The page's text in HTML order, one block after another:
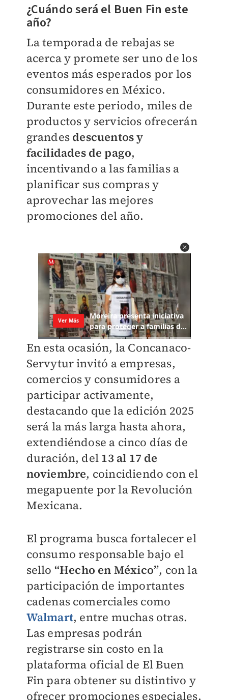
¿Cuándo será el Buen Fin este
año?
La temporada de rebajas se
acerca y promete ser uno de los
eventos más esperados por los
consumidores en México.
Durante este periodo, miles de
productos y servicios ofrecerán
grandes descuentos y
facilidades de pago,
incentivando a las familias a
planificar sus compras y
aprovechar las mejores
promociones del año.
En esta ocasión, la Concanaco-
Servytur invitó a empresas,
comercios y consumidores a
participar activamente,
destacando que la edición 2025
será la más larga hasta ahora,
extendiéndose a cinco días de
duración, del 13 al 17 de
noviembre, coincidiendo con el
megapuente por la Revolución
Mexicana.
El programa busca fortalecer el
consumo responsable bajo el
sello “Hecho en México”, con la
participación de importantes
cadenas comerciales como
Walmart, entre muchas otras.
Las empresas podrán
registrarse sin costo en la
plataforma oficial de El Buen
Fin para obtener su distintivo y
ofrecer promociones especiales.